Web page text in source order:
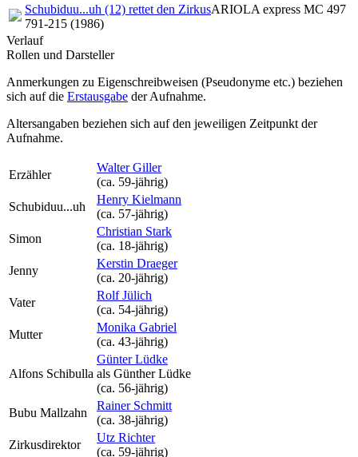
Schubiduu...uh (12) rettet den ZirkusARIOLA express MC 497
791-215 (1986)
Verlauf
Rollen und Darsteller
Anmerkungen zu Eigenschreibweisen (Pseudonyme etc.) beziehen
sich auf die Erstausgabe der Aufnahme.
Altersangaben beziehen sich auf den jeweiligen Zeitpunkt der
Aufnahme.
Erzähler
Walter Giller
(ca. 59‑jährig)
Schubiduu...uh
Henry Kielmann
(ca. 57‑jährig)
Simon
Christian Stark
(ca. 18‑jährig)
Jenny
Kerstin Draeger
(ca. 20‑jährig)
Vater
Rolf Jülich
(ca. 54‑jährig)
Mutter
Monika Gabriel
(ca. 43‑jährig)
Alfons Schibulla
Günter Lüdke
als Günther Lüdke
(ca. 56‑jährig)
Bubu Mallzahn
Rainer Schmitt
(ca. 38‑jährig)
Zirkusdirektor
Utz Richter
(ca. 59‑jährig)